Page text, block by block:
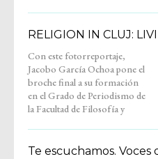
RELIGION IN CLUJ:
Con este fotorreportaje,
Jacobo García Ochoa pone el
broche final a su formación
en el Grado de Periodismo de
la Facultad de Filosofía y
Letras y cierra también su
etapa como colaborador de
Entremedios. Su trabajo nos
Te escuchamos.